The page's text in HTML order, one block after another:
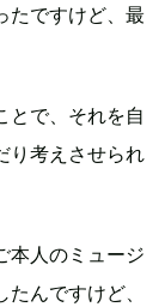
たですけど、最
で、それを自
り考えさせられ
本人のミュージ
んですけど、